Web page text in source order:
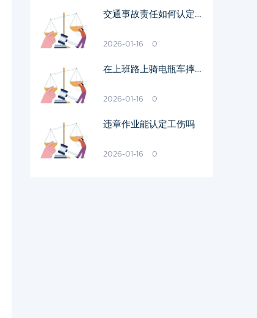
交通事故责任如何认定工
2026-01-16 0
在上班路上骑电瓶车摔伤
2026-01-16 0
违章作业能认定工伤吗
2026-01-16 0